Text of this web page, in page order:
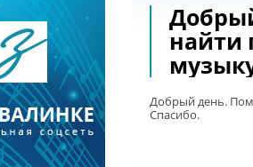
найти
Добрый день.
Спасибо.